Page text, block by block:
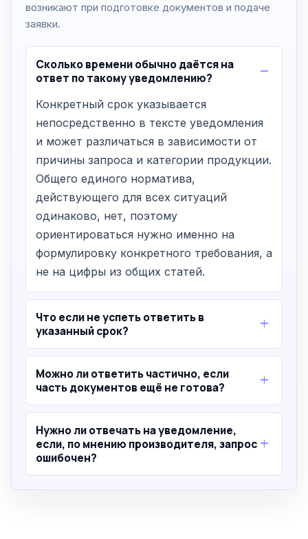
возникают при подготовке документов и подаче
заявки.
Сколько времени обычно даётся на
ответ по такому уведомлению?
Конкретный срок указывается
непосредственно в тексте уведомления
и может различаться в зависимости от
причины запроса и категории продукции.
Общего единого норматива,
действующего для всех ситуаций
одинаково, нет, поэтому
ориентироваться нужно именно на
формулировку конкретного требования, а
не на цифры из общих статей.
Что если не успеть ответить в
указанный срок?
Можно ли ответить частично, если
часть документов ещё не готова?
Нужно ли отвечать на уведомление,
если, по мнению производителя, запрос
ошибочен?